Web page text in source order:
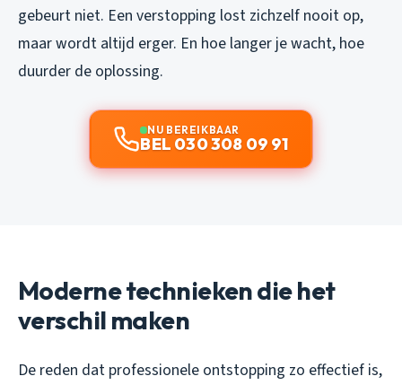
gebeurt niet. Een verstopping lost zichzelf nooit op,
maar wordt altijd erger. En hoe langer je wacht, hoe
duurder de oplossing.
NU BEREIKBAAR
BEL 030 308 09 91
Moderne technieken die het
verschil maken
De reden dat professionele ontstopping zo effectief is,